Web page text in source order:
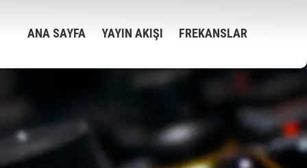
ANA SAYFA YAYIN AKIŞI FREKANSLAR